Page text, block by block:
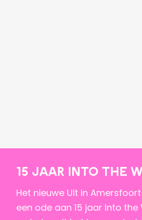
15 jaar Into the
Het nieuwe Uit in
een ode aan 15 jaar Into the